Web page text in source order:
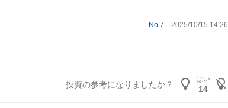
No. 7 2025/10/15 14:26
投資の参考になりましたか？
はい
14